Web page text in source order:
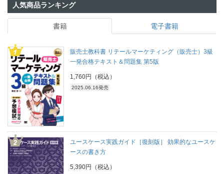
人気商品ランキング
書籍 電子書籍
販売士教科書 リテールマーケティング（販売士）3級
一発合格テキスト＆問題集 第5版
1,760円（税込）
2025.06.16発売
ユースケース実践ガイド［復刻版］ 効果的なユースケ
ースの書き方
5,390円（税込）